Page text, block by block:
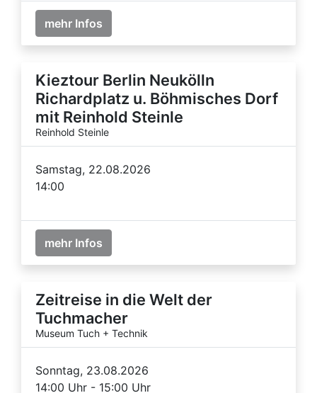
mehr Infos
Kieztour Berlin Neukölln
Richardplatz u. Böhmisches Dorf
mit Reinhold Steinle
Reinhold Steinle
Samstag, 22.08.2026
14:00
mehr Infos
Zeitreise in die Welt der
Tuchmacher
Museum Tuch + Technik
Sonntag, 23.08.2026
14:00 Uhr - 15:00 Uhr